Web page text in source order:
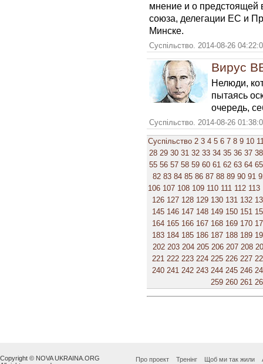
мнение и о предстоящей
союза, делегации ЕС и
Минске.
Суспільство. 2014-08-26
Вирус
Нелюди,
пытаясь
очередь,
Суспільство. 2014-08-26
Суспільство 2 3 4 5 6 7 8 9 10
28 29 30 31 32 33 34 35 36 37 38
55 56 57 58 59 60 61 62 63 64 65
82 83 84 85 86 87 88 89 90 91
106 107 108 109 110 111 112 113
126 127 128 129 130 131 132
145 146 147 148 149 150 151
164 165 166 167 168 169 170
183 184 185 186 187 188 189
202 203 204 205 206 207 208
221 222 223 224 225 226 227
240 241 242 243 244 245 246
259 260 261
Copyright © NOVA UKRAINA.ORG
Про проект Тренінг Щоб ми так жили